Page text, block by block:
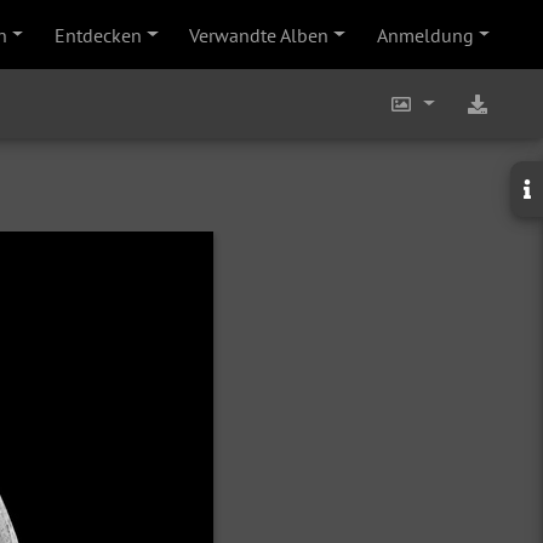
Entdecken Verwandte Alben Anmeldung